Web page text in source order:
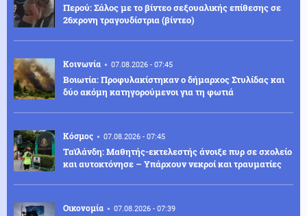
Περού: Σάλος με το βίντεο σεξουαλικής επίθεσης σε
26χρονη τραγουδίστρια (βίντεο)
Κοινωνία 07.08.2026 - 07:45
Βοιωτία: Προφυλακίστηκαν ο δήμαρχος Στυλίδας και
δύο ακόμη κατηγορούμενοι για τη φωτιά
Κόσμος 07.08.2026 - 07:45
Ταϊλάνδη: Μαθητής-εκτελεστής άνοιξε πυρ σε σχολείο
και αυτοκτόνησε – Υπάρχουν νεκροί και τραυματίες
Οικονομία 07.08.2026 - 07:39